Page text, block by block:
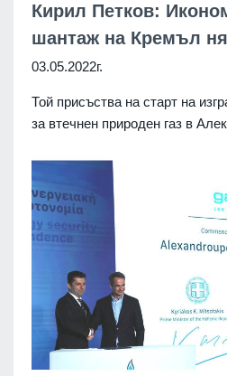
Кирил Петков:
шантаж на Кремъл
03.05.2022г.
Той присъства на старт на
за втечнен природен газ в